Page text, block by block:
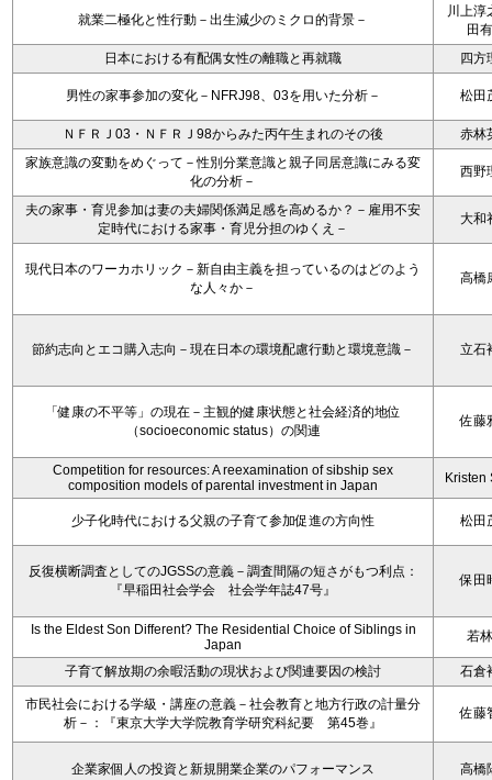
就業二極化と性行動－出生減少のミクロ的背景－
川上淳
田
日本における有配偶女性の離職と再就職
四方
男性の家事参加の変化－NFRJ98、03を用いた分析－ 松田
ＮＦＲＪ03・ＮＦＲＪ98からみた丙午生まれのその後
赤林
家族意識の変動をめぐって－性別分業意識と親子同居意識にみる変
化の分析－
西野
夫の家事・育児参加は妻の夫婦関係満足感を高めるか？－雇用不安
定時代における家事・育児分担のゆくえ－
大和
現代日本のワーカホリック－新自由主義を担っているのはどのよう
な人々か－
高橋
節約志向とエコ購入志向－現在日本の環境配慮行動と環境意識－ 立石
「健康の不平等」の現在－主観的健康状態と社会経済的地位
（socioeconomic status）の関連
佐藤
Competition for resources: A reexamination of sibship sex
composition models of parental investment in Japan
Kristen
少子化時代における父親の子育て参加促進の方向性 松田
反復横断調査としてのJGSSの意義－調査間隔の短さがもつ利点：
『早稲田社会学会 社会学年誌47号』
保田
Is the Eldest Son Different? The Residential Choice of Siblings in
Japan
若
子育て解放期の余暇活動の現状および関連要因の検討 石倉
市民社会における学級・講座の意義－社会教育と地方行政の計量分
析－：『東京大学大学院教育学研究科紀要 第45巻』
佐藤
企業家個人の投資と新規開業企業のパフォーマンス 高橋